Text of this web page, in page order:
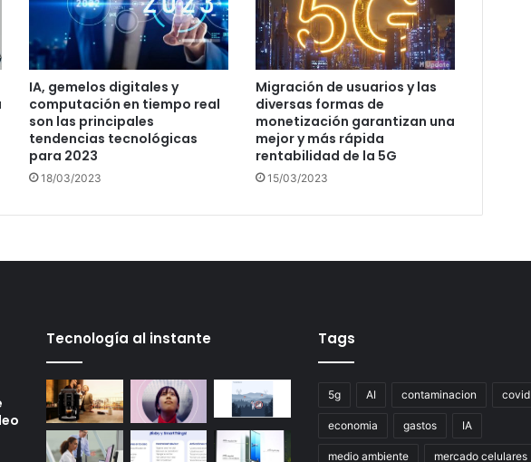
IA, gemelos digitales y
computación en tiempo real
son las principales
tendencias tecnológicas
para 2023
18/03/2023
Migración de usuarios y las
diversas formas de
monetización garantizan una
mejor y más rápida
rentabilidad de la 5G
15/03/2023
Tecnología al instante Tags
5g AI contaminacion covid
economia gastos IA
medio ambiente mercado celulares